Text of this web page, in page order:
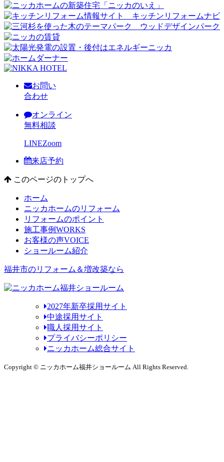
お問い
合わせ
オンライン
無料相談
LINEZoom
来店予約
このページのトップへ
ホーム
ニッカホームのリフォーム
リフォームのポイント
施工事例WORKS
お客様の声VOICE
ショールーム紹介
福井市のリフォーム＆増改築なら
2027年新卒採用サイト
中途採用サイト
職人採用サイト
プライバシーポリシー
ニッカホーム総合サイト
Copyright © ニッカホーム福井ショールーム All Rights Reserved.